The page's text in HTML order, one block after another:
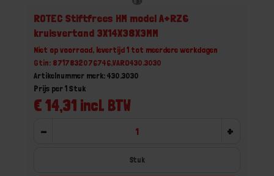
ROTEC Stiftfrees HM model A+RZ6
kruisvertand 3X14X38X3MM
Niet op voorraad, levertijd 1 tot meerdere werkdagen
Gtin: 8717832076746,VARO430.3030
Artikelnummer merk: 430.3030
€ 14,31 incl. BTW
Prijs per 1 Stuk
- +
Stuk